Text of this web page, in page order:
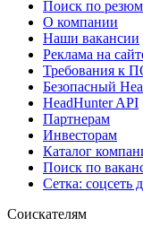
Поиск по
О компании
Наши вакансии
Реклама на
Требования к
Безопасный
HeadHunter API
Партнерам
Инвесторам
Каталог
Поиск по
Сетка: соцсеть
Соискателям